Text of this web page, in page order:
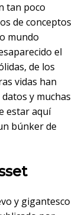
tan poco
de conceptos
mundo
el
de los
vidas han
y muchas
estar aquí
búnker de
y gigantesco